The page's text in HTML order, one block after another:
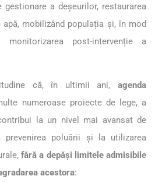
gestionare a deșeurilor, restaurarea
mobilizând populația și, în mod
monitorizarea post-intervenție a
că, în ultimii ani, agenda
numeroase proiecte de lege, a
la un nivel mai avansat de
poluării și la utilizarea
fără a depăși limitele admisibile
acestora: